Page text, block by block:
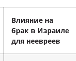
Влияние на
брак в Израиле
для неевреев